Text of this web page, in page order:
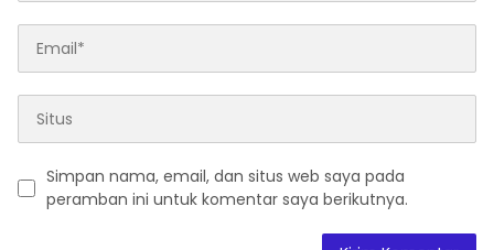
Simpan nama, email, dan situs web saya pada
peramban ini untuk komentar saya berikutnya.